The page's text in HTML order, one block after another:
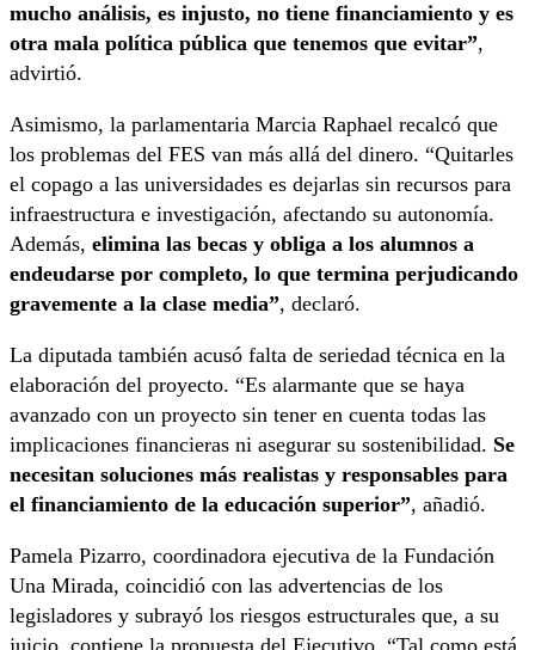
mucho análisis, es injusto, no tiene financiamiento y es
otra mala política pública que tenemos que evitar”,
advirtió.
Asimismo, la parlamentaria Marcia Raphael recalcó que
los problemas del FES van más allá del dinero. “Quitarles
el copago a las universidades es dejarlas sin recursos para
infraestructura e investigación, afectando su autonomía.
Además, elimina las becas y obliga a los alumnos a
endeudarse por completo, lo que termina perjudicando
gravemente a la clase media”, declaró.
La diputada también acusó falta de seriedad técnica en la
elaboración del proyecto. “Es alarmante que se haya
avanzado con un proyecto sin tener en cuenta todas las
implicaciones financieras ni asegurar su sostenibilidad. Se
necesitan soluciones más realistas y responsables para
el financiamiento de la educación superior”, añadió.
Pamela Pizarro, coordinadora ejecutiva de la Fundación
Una Mirada, coincidió con las advertencias de los
legisladores y subrayó los riesgos estructurales que, a su
juicio, contiene la propuesta del Ejecutivo. “Tal como está